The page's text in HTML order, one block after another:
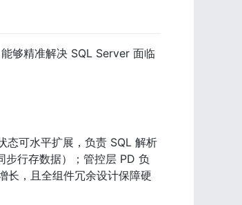
够精准解决 SQL Server 面临
态可水平扩展，负责 SQL 解析
行存数据）；管控层 PD 负
长，且全组件冗余设计保障硬